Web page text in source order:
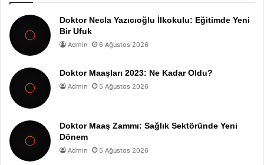
Doktor Necla Yazıcıoğlu İlkokulu: Eğitimde Yeni
Bir Ufuk
Admin 6 Ağustos 2026
Doktor Maaşları 2023: Ne Kadar Oldu?
Admin 5 Ağustos 2026
Doktor Maaş Zammı: Sağlık Sektöründe Yeni
Dönem
Admin 5 Ağustos 2026